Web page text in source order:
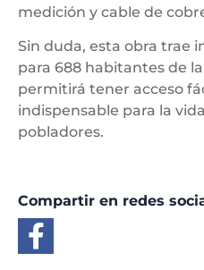
medición y cable de
Sin duda, esta obra trae
para 688 habitantes de
permitirá tener acceso
indispensable para la
pobladores.
Compartir en redes